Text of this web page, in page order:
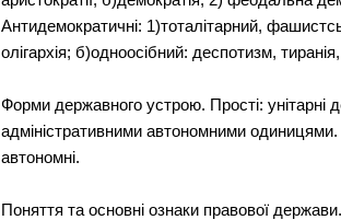
Антидемократичні: 1)тоталітарний,
олігархія; б)одноосібний: деспотизм,
Форми державного устрою. Прості:
адміністративними автономними
автономні.
Поняття та основні ознаки правової